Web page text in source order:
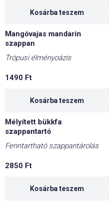
Kosárba teszem
Mangóvajas mandarin
szappan
Trópusi élményoázis
1490 Ft
Kosárba teszem
Mélyített bükkfa
szappantartó
Fenntartható szappantárolás
2850 Ft
Kosárba teszem